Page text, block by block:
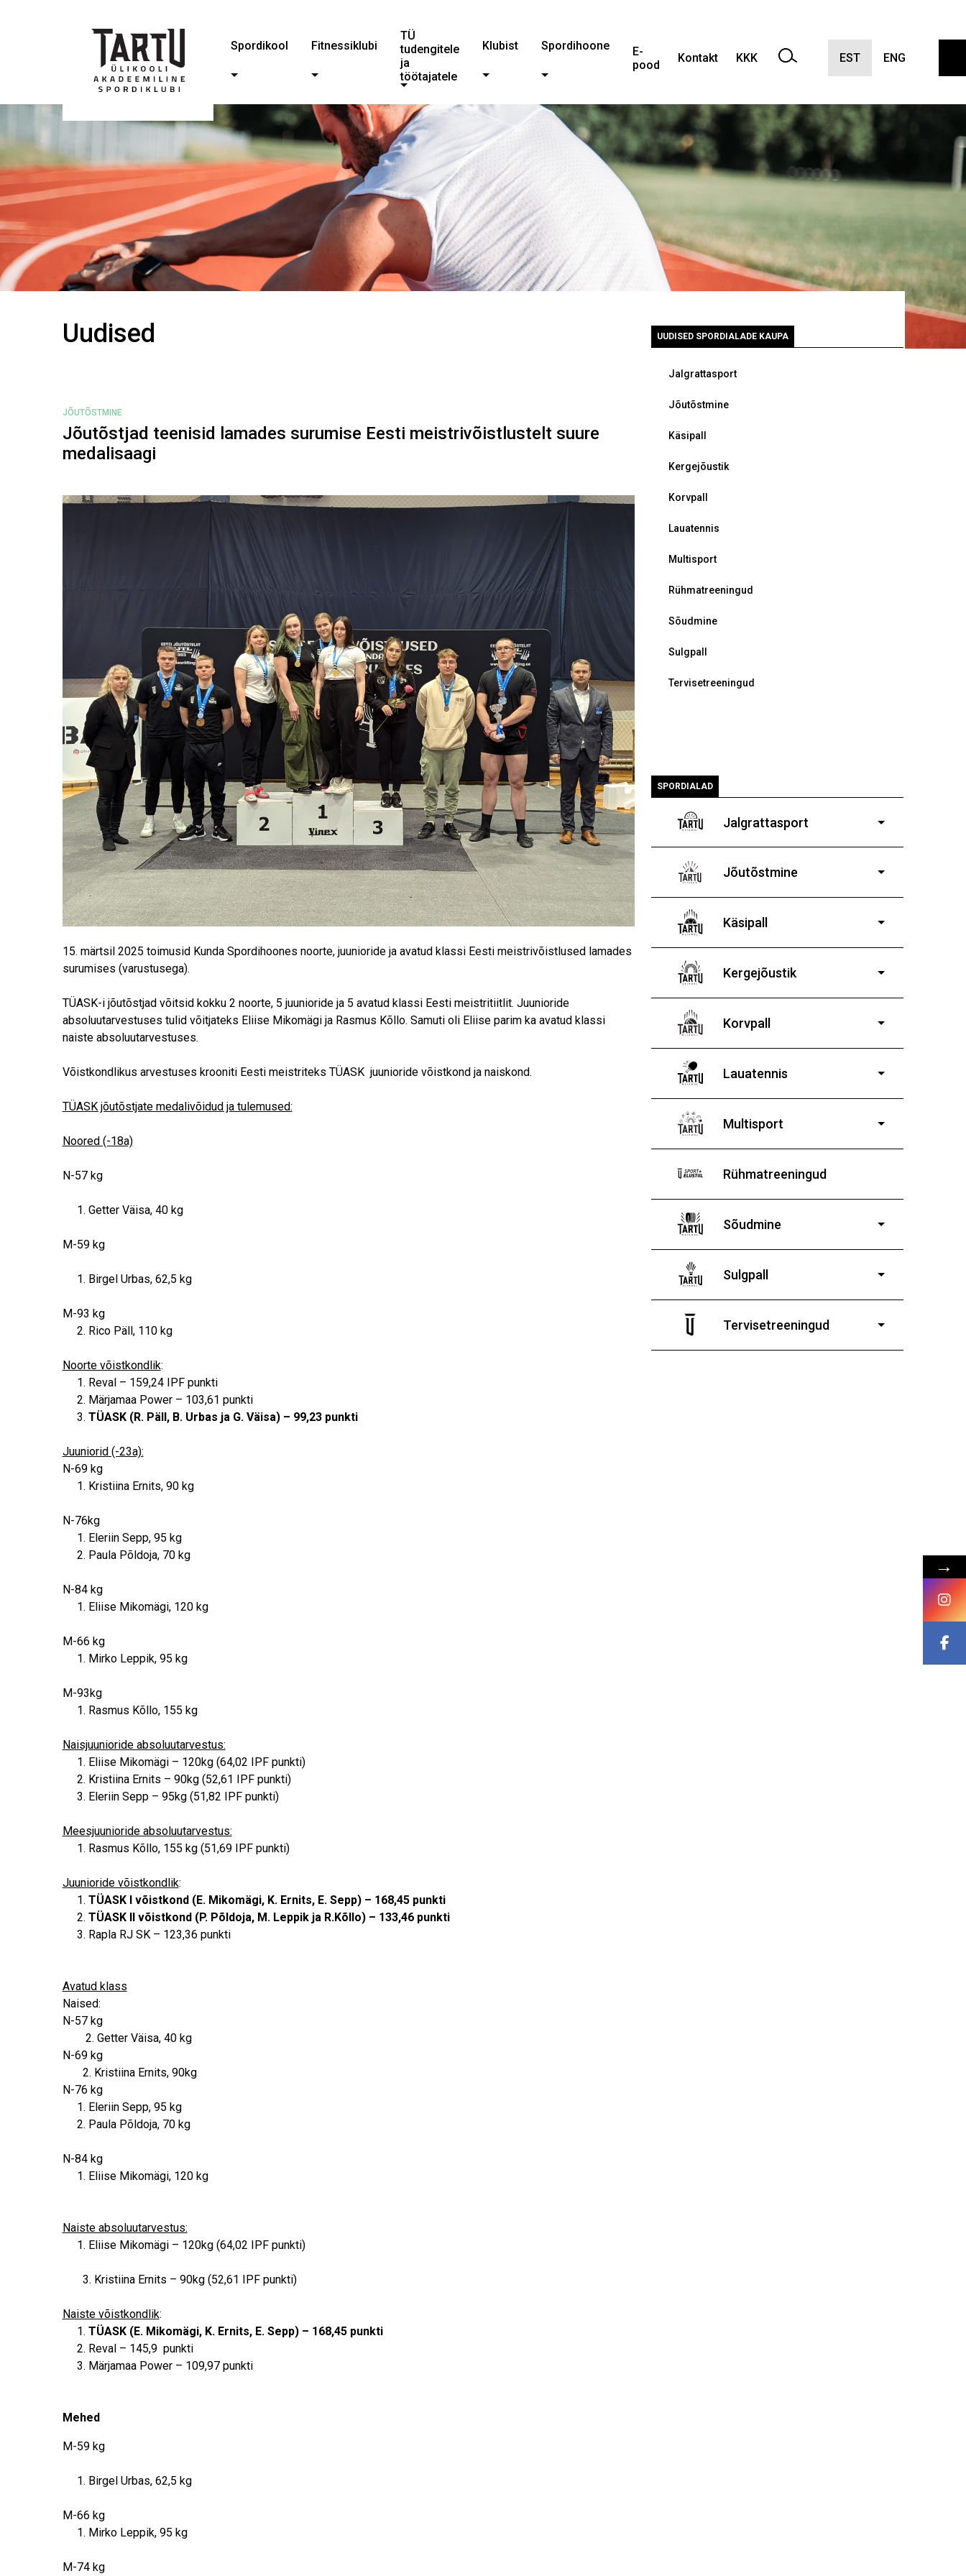
Spordikool Fitnessiklubi
TÜ
tudengitele
ja
töötajatele
Klubist Spordihoone
E-
pood
Kontakt KKK EST ENG
Uudised
JÕUTÕSTMINE
Jõutõstjad teenisid lamades surumise Eesti meistrivõistlustelt suure
medalisaagi
15. märtsil 2025 toimusid Kunda Spordihoones noorte, juunioride ja avatud klassi Eesti meistrivõistlused lamades
surumises (varustusega).
TÜASK-i jõutõstjad võitsid kokku 2 noorte, 5 juunioride ja 5 avatud klassi Eesti meistritiitlit. Juunioride
absoluutarvestuses tulid võitjateks Eliise Mikomägi ja Rasmus Kõllo. Samuti oli Eliise parim ka avatud klassi
naiste absoluutarvestuses.
Võistkondlikus arvestuses krooniti Eesti meistriteks TÜASK juunioride võistkond ja naiskond.
TÜASK jõutõstjate medalivõidud ja tulemused:
Noored (-18a)
N-57 kg
Getter Väisa, 40 kg
M-59 kg
Birgel Urbas, 62,5 kg
M-93 kg
Rico Päll, 110 kg
Noorte võistkondlik:
Reval – 159,24 IPF punkti
Märjamaa Power – 103,61 punkti
TÜASK (R. Päll, B. Urbas ja G. Väisa) – 99,23 punkti
Juuniorid (-23a):
N-69 kg
Kristiina Ernits, 90 kg
N-76kg
Eleriin Sepp, 95 kg
Paula Põldoja, 70 kg
N-84 kg
Eliise Mikomägi, 120 kg
M-66 kg
Mirko Leppik, 95 kg
M-93kg
Rasmus Kõllo, 155 kg
Naisjuunioride absoluutarvestus:
Eliise Mikomägi – 120kg (64,02 IPF punkti)
Kristiina Ernits – 90kg (52,61 IPF punkti)
Eleriin Sepp – 95kg (51,82 IPF punkti)
Meesjuunioride absoluutarvestus:
Rasmus Kõllo, 155 kg (51,69 IPF punkti)
Juunioride võistkondlik:
TÜASK I võistkond (E. Mikomägi, K. Ernits, E. Sepp) – 168,45 punkti
TÜASK II võistkond (P. Põldoja, M. Leppik ja R.Kõllo) – 133,46 punkti
Rapla RJ SK – 123,36 punkti
Avatud klass
Naised:
N-57 kg
2. Getter Väisa, 40 kg
N-69 kg
2. Kristiina Ernits, 90kg
N-76 kg
Eleriin Sepp, 95 kg
Paula Põldoja, 70 kg
N-84 kg
Eliise Mikomägi, 120 kg
Naiste absoluutarvestus:
Eliise Mikomägi – 120kg (64,02 IPF punkti)
3. Kristiina Ernits – 90kg (52,61 IPF punkti)
Naiste võistkondlik:
TÜASK (E. Mikomägi, K. Ernits, E. Sepp) – 168,45 punkti
Reval – 145,9 punkti
Märjamaa Power – 109,97 punkti
Mehed
M-59 kg
Birgel Urbas, 62,5 kg
M-66 kg
Mirko Leppik, 95 kg
M-74 kg
UUDISED SPORDIALADE KAUPA
Jalgrattasport
Jõutõstmine
Käsipall
Kergejõustik
Korvpall
Lauatennis
Multisport
Rühmatreeningud
Sõudmine
Sulgpall
Tervisetreeningud
SPORDIALAD
Jalgrattasport
vanematele poistele ja tüdrukutele
Jõutõstmine
poistele ja tüdrukutele
Käsipall
Kergejõustik
Korvpall
Lauatennis
poistele ja tüdrukutele
Multisport
Rühmatreeningud
Sõudmine
poistele ja tüdrukutele
Sulgpall
ja tüdrukuteleTervisetreeningud
→